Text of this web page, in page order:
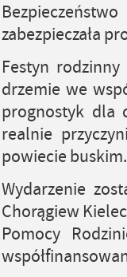
zabezpieczała
Festyn
drzemie we
prognostyk dla
realnie
powiecie buskim.
Wydarzenie
Chorągiew
Pomocy